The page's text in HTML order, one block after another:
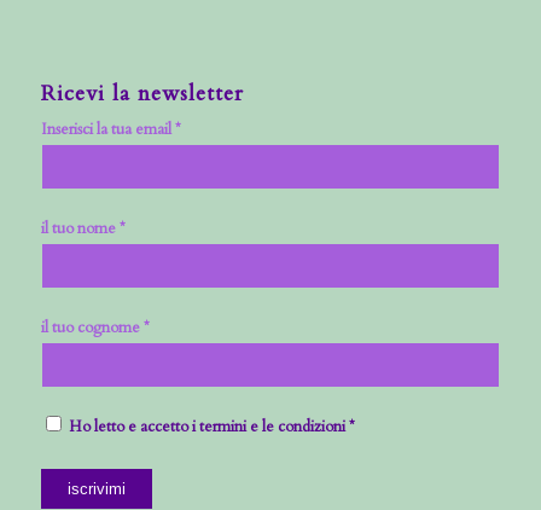
Ricevi la newsletter
Inserisci la tua email *
il tuo nome *
il tuo cognome *
Ho letto e accetto i termini e le condizioni *